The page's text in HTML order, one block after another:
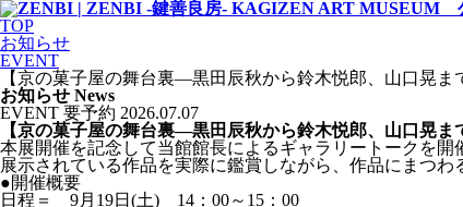
TOP
お知らせ
EVENT
【京の菓子屋の舞台裏—黒田辰秋から鈴木悦郎、山口晃
お知らせ News
EVENT 要予約 2026.07.07
【京の菓子屋の舞台裏—黒田辰秋から鈴木悦郎、山口晃
本展開催を記念して当館館長によるギャラリートークを開
展示されている作品を実際に鑑賞しながら、作品にまつわ
●開催概要
日程＝ 9月19日(土) 14：00～15：00